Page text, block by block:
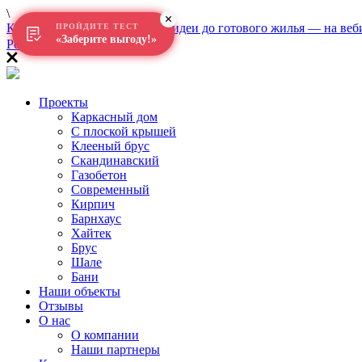
\
Как построить дом в 2026: от идеи до готового жилья — на
Регистрация
Проекты
Каркасный дом
С плоской крышей
Клееный брус
Скандинавский
Газобетон
Современный
Кирпич
Барнхаус
Хайтек
Брус
Шале
Бани
Наши объекты
Отзывы
О нас
О компании
Наши партнеры
ПРОЙДИТЕ ТЕСТ
«Заберите выгоду!»